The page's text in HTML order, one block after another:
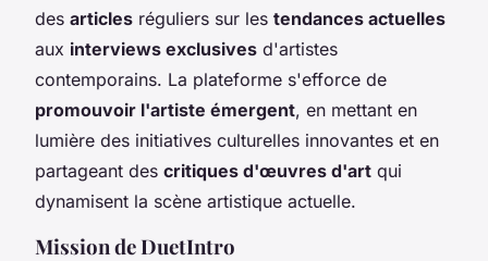
des articles réguliers sur les tendances actuelles
aux interviews exclusives d'artistes
contemporains. La plateforme s'efforce de
promouvoir l'artiste émergent, en mettant en
lumière des initiatives culturelles innovantes et en
partageant des critiques d'œuvres d'art qui
dynamisent la scène artistique actuelle.
Mission de DuetIntro